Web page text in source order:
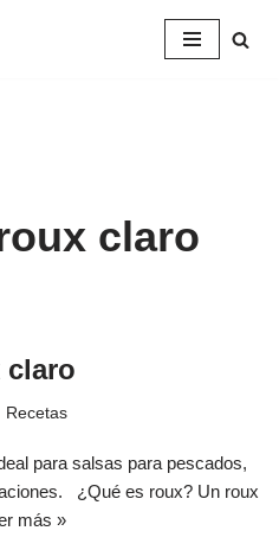
claro
claro
Recetas
para salsas para pescados,
¿Qué es roux? Un roux
más »